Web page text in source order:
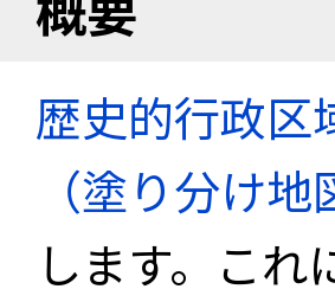
歴史的行政区
（塗り分け地
します。こ